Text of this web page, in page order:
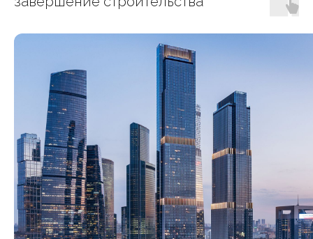
Сделали выбор? Запишитесь на